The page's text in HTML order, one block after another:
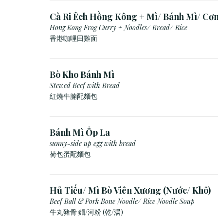
Cà Ri Ếch Hồng Kông + Mì/ Bánh Mì/
Hong Kong Frog Curry + Noodles/ Bread/ Rice
香港咖哩田雞面
Bò Kho Bánh Mì
Stewed Beef with Bread
紅燒牛腩配麵包
Bánh Mì Ốp La
sunny-side up egg with bread
荷包蛋配麵包
Hủ Tiếu/ Mì Bò Viên Xương (Nước/ Khô)
Beef Ball & Pork Bone Noodle/ Rice Noodle Soup
牛丸豬骨 麵/河粉 (乾/湯)